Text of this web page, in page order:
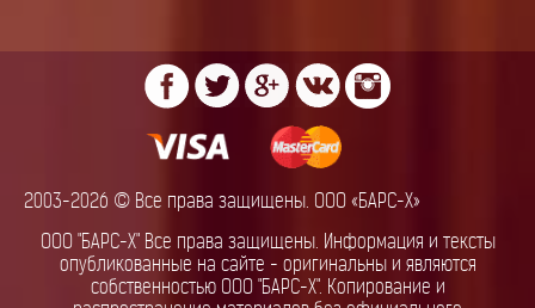
2003-2026 © Все права защищены. ООО «БАРС-Х»
ООО "БАРС-Х" Все права защищены. Информация и тексты
опубликованные на сайте - оригинальны и являются
собственностью ООО "БАРС-Х". Копирование и